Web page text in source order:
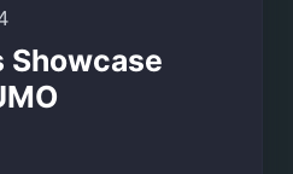
Showcase